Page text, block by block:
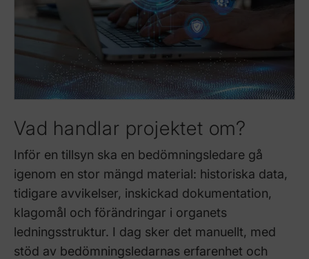
Vad handlar projektet om?
Inför en tillsyn ska en bedömningsledare gå
igenom en stor mängd material: historiska data,
tidigare avvikelser, inskickad dokumentation,
klagomål och förändringar i organets
ledningsstruktur. I dag sker det manuellt, med
stöd av bedömningsledarnas erfarenhet och